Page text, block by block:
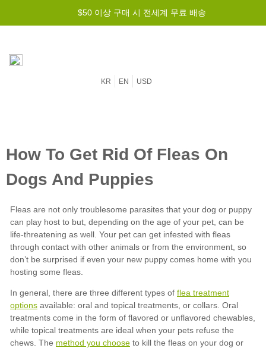
$50 이상 구매 시 전세계 무료 배송
KR EN USD
flea treatment
options
method you choose